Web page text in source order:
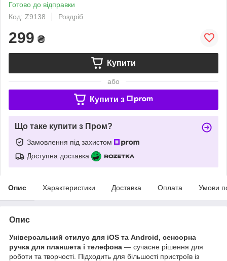
Готово до відправки
Код: Z9138
Роздріб
299 ₴
Купити
або
Купити з
Що таке купити з Пром?
Замовлення під захистом
Доступна доставка
Опис Характеристики Доставка Оплата Умови
Опис
Універсальний стилус для iOS та Android, сенсорна
ручка для планшета і телефона — сучасне рішення для
роботи та творчості. Підходить для більшості пристроїв із